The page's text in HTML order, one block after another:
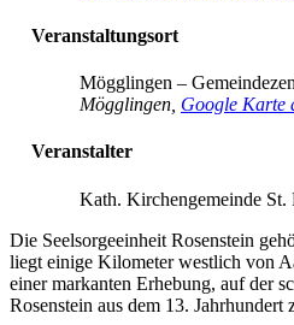
Veranstaltungsort
Mögglingen –
Mögglingen Google Karte
Veranstalter
Kath. Kirchengemeinde St.
Die Seelsorgeeinheit Rosenstein
liegt einige Kilometer westlich von
einer markanten Erhebung, auf der
Rosenstein aus dem 13. Jahrhundert